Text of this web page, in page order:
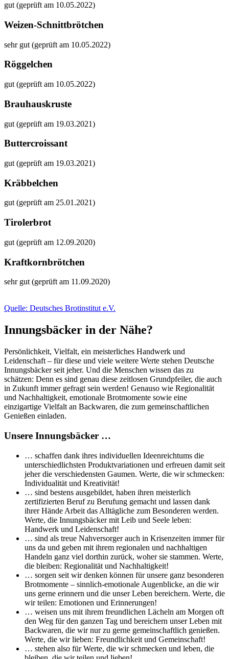
gut (geprüft am 10.05.2022)
Weizen-Schnittbrötchen
sehr gut (geprüft am 10.05.2022)
Röggelchen
gut (geprüft am 10.05.2022)
Brauhauskruste
gut (geprüft am 19.03.2021)
Buttercroissant
gut (geprüft am 19.03.2021)
Kräbbelchen
gut (geprüft am 25.01.2021)
Tirolerbrot
gut (geprüft am 12.09.2020)
Kraftkornbrötchen
sehr gut (geprüft am 11.09.2020)
Quelle: Deutsches Brotinstitut e.V.
Innungsbäcker in der Nähe?
Persönlichkeit, Vielfalt, ein meisterliches Handwerk und
Leidenschaft – für diese und viele weitere Werte stehen Deutsche
Innungsbäcker seit jeher. Und die Menschen wissen das zu
schätzen: Denn es sind genau diese zeitlosen Grundpfeiler, die auch
in Zukunft immer gefragt sein werden! Genauso wie Regionalität
und Nachhaltigkeit, emotionale Brotmomente sowie eine
einzigartige Vielfalt an Backwaren, die zum gemeinschaftlichen
Genießen einladen.
Unsere Innungsbäcker …
… schaffen dank ihres individuellen Ideenreichtums die
unterschiedlichsten Produktvariationen und erfreuen damit seit
jeher die verschiedensten Gaumen. Werte, die wir schmecken:
Individualität und Kreativität!
… sind bestens ausgebildet, haben ihren meisterlich
zertifizierten Beruf zu Berufung gemacht und lassen dank
ihrer Hände Arbeit das Alltägliche zum Besonderen werden.
Werte, die Innungsbäcker mit Leib und Seele leben:
Handwerk und Leidenschaft!
… sind als treue Nahversorger auch in Krisenzeiten immer für
uns da und geben mit ihrem regionalen und nachhaltigen
Handeln ganz viel dorthin zurück, woher sie stammen. Werte,
die bleiben: Regionalität und Nachhaltigkeit!
… sorgen seit wir denken können für unsere ganz besonderen
Brotmomente – sinnlich-emotionale Augenblicke, an die wir
uns gerne erinnern und die unser Leben bereichern. Werte, die
wir teilen: Emotionen und Erinnerungen!
… weisen uns mit ihrem freundlichen Lächeln am Morgen oft
den Weg für den ganzen Tag und bereichern unser Leben mit
Backwaren, die wir nur zu gerne gemeinschaftlich genießen.
Werte, die wir lieben: Freundlichkeit und Gemeinschaft!
… stehen also für Werte, die wir schmecken und leben, die